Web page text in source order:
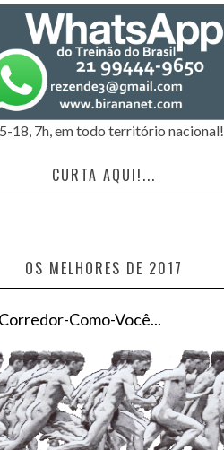
18, 7h, em todo território nacional!
CURTA AQUI!...
OS MELHORES DE 2017
Como-Você...